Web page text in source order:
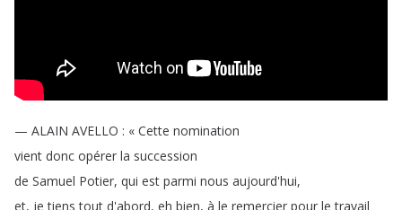
— ALAIN AVELLO : « Cette nomination
vient donc opérer la succession
de Samuel Potier, qui est parmi nous aujourd'hui,
et, je tiens tout d'abord, eh bien, à le remercier pour le travail